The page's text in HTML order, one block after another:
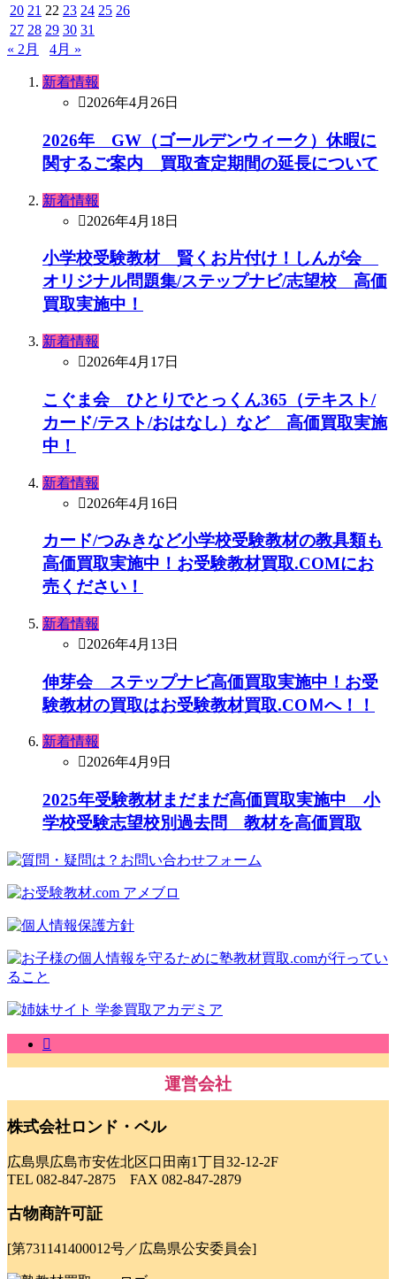
20 21 22 23 24 25 26
27 28 29 30 31
« 2月
4月 »
新着情報
2026年4月26日
2026年 GW（ゴールデンウィーク）休暇に
関するご案内 買取査定期間の延長について
新着情報
2026年4月18日
小学校受験教材 賢くお片付け！しんが会
オリジナル問題集/ステップナビ/志望校 高価
買取実施中！
新着情報
2026年4月17日
こぐま会 ひとりでとっくん365（テキスト/
カード/テスト/おはなし）など 高価買取実施
中！
新着情報
2026年4月16日
カード/つみきなど小学校受験教材の教具類も
高価買取実施中！お受験教材買取.COMにお
売ください！
新着情報
2026年4月13日
伸芽会 ステップナビ高価買取実施中！お受
験教材の買取はお受験教材買取.COＭへ！！
新着情報
2026年4月9日
2025年受験教材まだまだ高価買取実施中 小
学校受験志望校別過去問 教材を高価買取
運営会社
株式会社ロンド・ベル
広島県広島市安佐北区口田南1丁目32-12-2F
TEL 082-847-2875 FAX 082-847-2879
古物商許可証
[第731141400012号／広島県公安委員会]